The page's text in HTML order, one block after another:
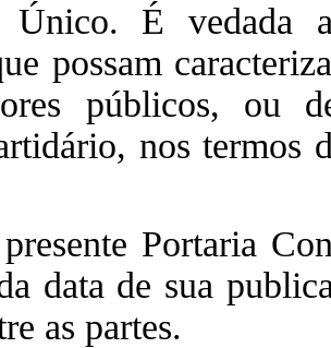
Único. É vedada
possam
públicos, ou
nos termos
Portaria
data de sua
as partes.